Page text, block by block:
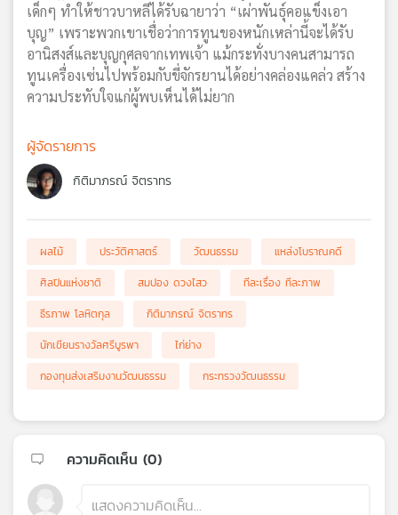
เด็กๆ ทำให้ชาวบาหลีได้รับฉายาว่า “เผ่าพันธุ์คอแข็งเอา
บุญ” เพราะพวกเขาเชื่อว่าการทูนของหนักเหล่านี้จะได้รับ
อานิสงส์และบุญกุศลจากเทพเจ้า แม้กระทั่งบางคนสามารถ
ทูนเครื่องเซ่นไปพร้อมกับขี่จักรยานได้อย่างคล่องแคล่ว สร้าง
ความประทับใจแก่ผู้พบเห็นได้ไม่ยาก
ผู้จัดรายการ
กิติมาภรณ์ จิตราทร
ผลไม้ ประวัติศาสตร์ วัฒนธรรม
แหล่งโบราณคดี
ศิลปินแห่งชาติ
สมปอง ดวงไสว
ทีละเรื่อง ทีละภาพ
ธีรภาพ โลหิตกุล
กิติมาภรณ์ จิตราทร
นักเขียนรางวัลศรีบูรพา
ไก่ย่าง
กองทุนส่งเสริมงานวัฒนธรรม
กระทรวงวัฒนธรรม
ความคิดเห็น (0)